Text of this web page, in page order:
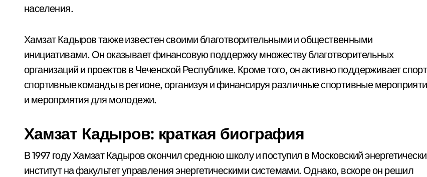
населения.
Хамзат Кадыров также известен своими благотворительными и общественными
инициативами. Он оказывает финансовую поддержку множеству благотворительных
организаций и проектов в Чеченской Республике. Кроме того, он активно поддерживает
спортивные команды в регионе, организуя и финансируя различные спортивные
и мероприятия для молодежи.
Хамзат Кадыров: краткая биография
В 1997 году Хамзат Кадыров окончил среднюю школу и поступил в Московский
институт на факультет управления энергетическими системами. Однако, вскоре он решил